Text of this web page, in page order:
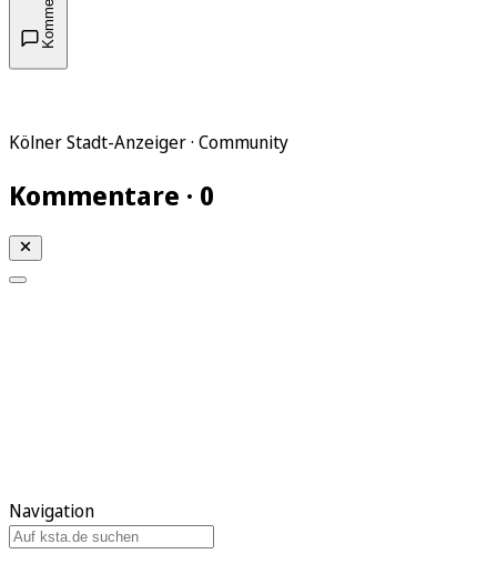
Kölner Stadt-Anzeiger · Community
Kommentare · 0
Navigation